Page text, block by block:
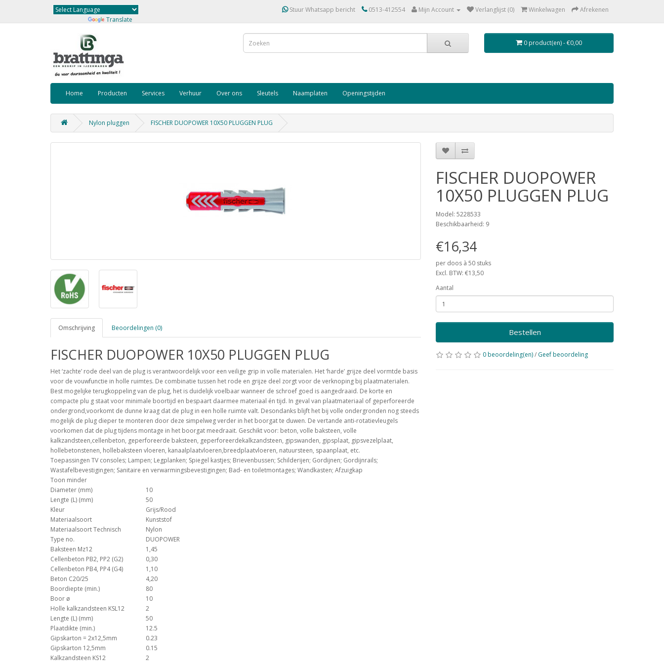
Translate
Stuur Whatsapp bericht 0513-412554 Mijn Account Verlanglijst (0) Winkelwagen Afrekenen
0 product(en) - €0,00
Home Producten Services Verhuur Over ons Sleutels Naamplaten Openingstijden
Nylon pluggen FISCHER DUOPOWER 10X50 PLUGGEN PLUG
Omschrijving Beoordelingen (0)
FISCHER DUOPOWER 10X50 PLUGGEN PLUG
Het ‘zachte’ rode deel van de plug is verantwoordelijk voor een veilige grip in volle materialen. Het ‘harde’ grijze deel vormtde basis
voor de vouwfunctie in holle ruimtes. De combinatie tussen het rode en grijze deel zorgt voor de verknoping bij plaatmaterialen.
Best mogelijke terugkoppeling van de plug, het is duidelijk voelbaar wanneer de schroef goed is aangedraaid. De korte en
compacte plu g staat voor minimale boortijd en bespaart daarmee materiaal én tijd. In geval van plaatmateriaal of geperforeerde
ondergrond,voorkomt de dunne kraag dat de plug in een holle ruimte valt. Desondanks blijft het bij volle ondergronden nog steeds
mogelijk de plug dieper te monteren door deze simpelweg verder in het boorgat te duwen. De vertande anti-rotatievleugels
voorkomen dat de plug tijdens montage in het boorgat meedraait. Geschikt voor: beton, volle baksteen, volle
kalkzandsteen,cellenbeton, geperforeerde baksteen, geperforeerdekalkzandsteen, gipswanden, gipsplaat, gipsvezelplaat,
hollebetonstenen, hollebaksteen vloeren, kanaalplaatvloeren,breedplaatvloeren, natuursteen, spaanplaat, etc.
Toepassingen TV consoles; Lampen; Legplanken; Spiegel kastjes; Brievenbussen; Schilderijen; Gordijnen; Gordijnrails;
Wastafelbevestigingen; Sanitaire en verwarmingsbevestigingen; Bad- en toiletmontages; Wandkasten; Afzuigkap
Toon minder
Diameter (mm)
10
Lengte (L) (mm)
50
Kleur
Grijs/Rood
Materiaalsoort
Kunststof
Materiaalsoort Technisch
Nylon
Type no.
DUOPOWER
Baksteen Mz12
1,45
Cellenbeton PB2, PP2 (G2)
0,30
Cellenbeton PB4, PP4 (G4)
1,10
Beton C20/25
4,20
Boordiepte (min.)
80
Boor ø
10
Holle kalkzandsteen KSL12
2
Lengte (L) (mm)
50
Plaatdikte (min.)
12.5
Gipskarton = 2x12,5mm
0.23
Gipskarton 12,5mm
0.15
Kalkzandsteen KS12
2
FISCHER DUOPOWER
10X50 PLUGGEN PLUG
Model: 5228533
Beschikbaarheid: 9
€16,34
per doos à 50 stuks
Excl. BTW: €13,50
Aantal
Bestellen
0 beoordeling(en)/ Geef beoordeling